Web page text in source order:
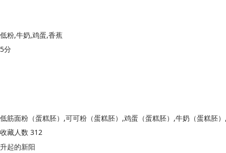
低粉,牛奶,鸡蛋,香蕉
5分
收藏人数 312
升起的新阳